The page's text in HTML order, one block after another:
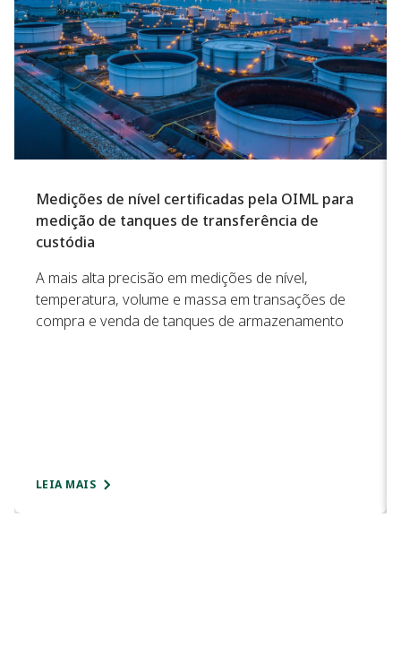
Medições de nível certificadas pela OIML para
medição de tanques de transferência de
custódia
A mais alta precisão em medições de nível,
temperatura, volume e massa em transações de
compra e venda de tanques de armazenamento
LEIA MAIS